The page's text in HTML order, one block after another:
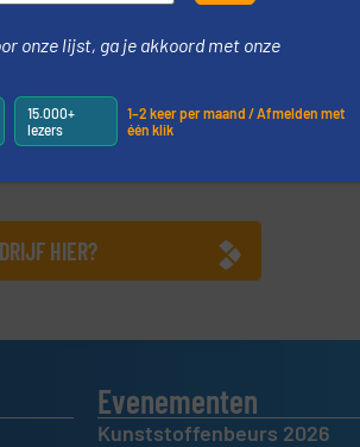
HIER?
Evenementen
Kunststoffenbeurs 2026
onze lijst, ga je akkoord met onze
15.000+
lezers
1–2 keer per maand / Afmelden met
één klik